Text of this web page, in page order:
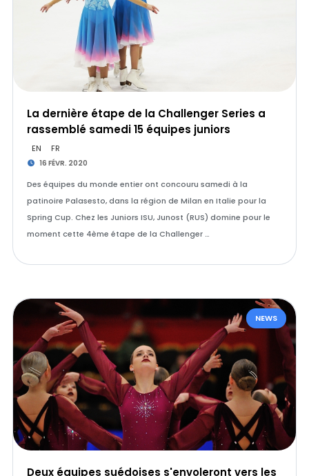
La dernière étape de la Challenger Series a
rassemblé samedi 15 équipes juniors
EN FR
16 FÉVR. 2020
Des équipes du monde entier ont concouru samedi à la
patinoire Palasesto, dans la région de Milan en Italie pour la
Spring Cup. Chez les Juniors ISU, Junost (RUS) domine pour le
moment cette 4ème étape de la Challenger …
NEWS
Deux équipes suédoises s'envoleront vers les